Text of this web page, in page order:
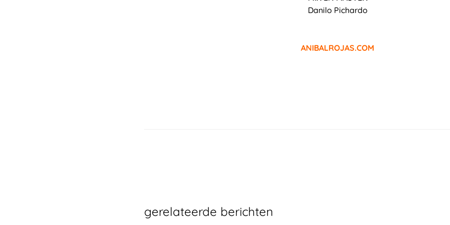
Danilo Pichardo
ANIBALROJAS.COM
gerelateerde berichten